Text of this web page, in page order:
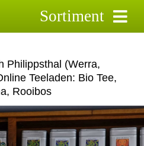
Sortiment
Grüntee
Kräutertee
Früchtetee
Philippsthal (Werra,
Teeladen: Bio Tee,
Rooibos